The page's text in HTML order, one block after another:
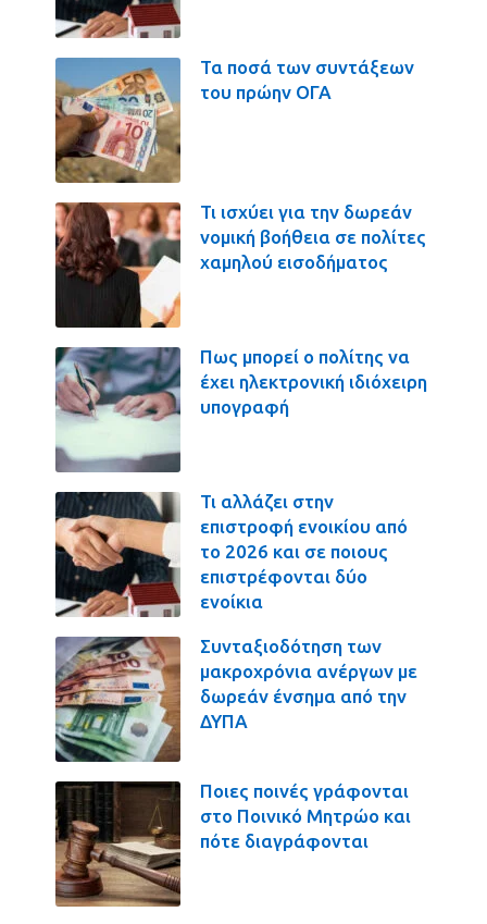
Τα ποσά των συντάξεων
του πρώην ΟΓΑ
Τι ισχύει για την δωρεάν
νομική βοήθεια σε πολίτες
χαμηλού εισοδήματος
Πως μπορεί ο πολίτης να
έχει ηλεκτρονική ιδιόχειρη
υπογραφή
Τι αλλάζει στην
επιστροφή ενοικίου από
το 2026 και σε ποιους
επιστρέφονται δύο
ενοίκια
Συνταξιοδότηση των
μακροχρόνια ανέργων με
δωρεάν ένσημα από την
ΔΥΠΑ
Ποιες ποινές γράφονται
στο Ποινικό Μητρώο και
πότε διαγράφονται